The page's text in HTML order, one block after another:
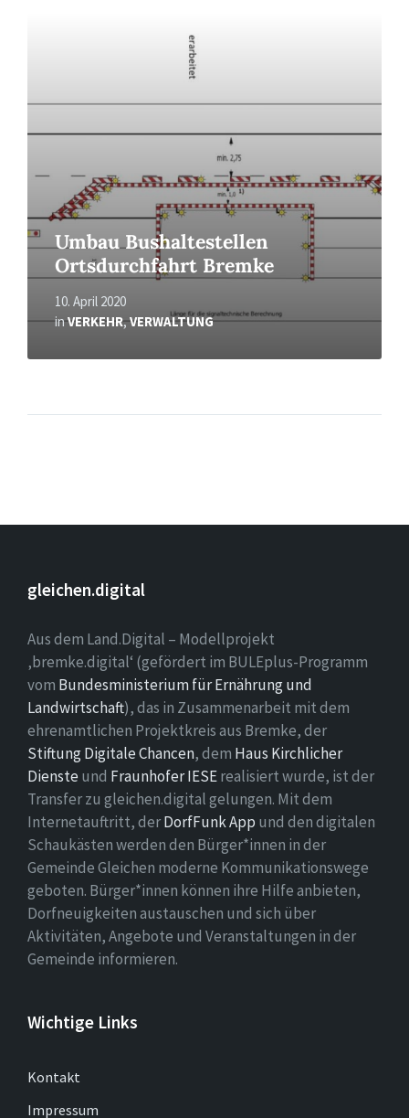
Umbau Bushaltestellen
Ortsdurchfahrt Bremke
10. April 2020
inVERKEHR,VERWALTUNG
gleichen.digital
Aus dem Land.Digital – Modellprojekt
‚bremke.digital‘ (gefördert im BULEplus-Programm
vom Bundesministerium für Ernährung und
Landwirtschaft), das in Zusammenarbeit mit dem
ehrenamtlichen Projektkreis aus Bremke, der
Stiftung Digitale Chancen, dem Haus Kirchlicher
Dienste und Fraunhofer IESErealisiert wurde, ist der
Transfer zu gleichen.digital gelungen. Mit dem
Internetauftritt, derDorfFunk App und den digitalen
Schaukästen werden den Bürger*innen in der
Gemeinde Gleichen moderne Kommunikationswege
geboten. Bürger*innen können ihre Hilfe anbieten,
Dorfneuigkeiten austauschen und sich über
Aktivitäten, Angebote und Veranstaltungen in der
Gemeinde informieren.
Wichtige Links
Kontakt
Impressum